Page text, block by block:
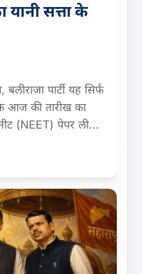
यानी सत्ता के
पार्टी यह सिर्फ
आज की तारीख का
(NEET) पेपर ली...